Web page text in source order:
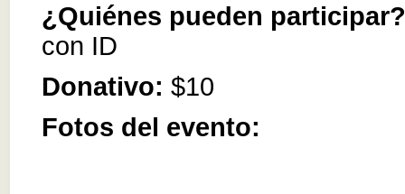
¿Quiénes pueden
con ID
Donativo: $10
Fotos del evento: